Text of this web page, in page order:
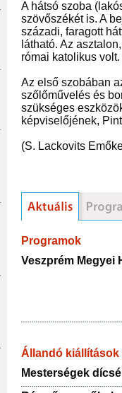
A hátsó szoba
szövőszékét is. A
századi, faragott
látható. Az
római katolikus
Az első szobában
szőlőművelés és
szükséges
képviselőjének,
(S. Lackovits
Programok
Veszprém Megyei
Állandó kiállítások
Mesterségek